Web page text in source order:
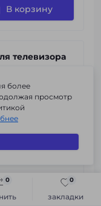
0
закладки
0
В корзину
В корзину
телевизора
m-r#Бордо
более
просмотр